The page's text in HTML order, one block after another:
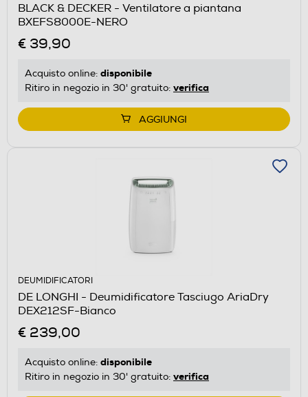
BLACK & DECKER - Ventilatore a piantana
BXEFS8000E-NERO
€ 39,90
Acquisto online: disponibile
Ritiro in negozio in 30' gratuito: verifica
AGGIUNGI
DEUMIDIFICATORI
DE LONGHI - Deumidificatore Tasciugo AriaDry
DEX212SF-Bianco
€ 239,00
Acquisto online: disponibile
Ritiro in negozio in 30' gratuito: verifica